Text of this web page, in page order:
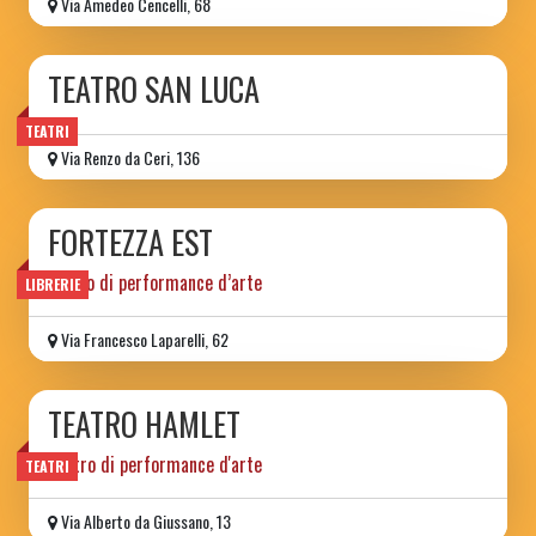
TEATRI
TEATRO SAN LUCA
Via Renzo da Ceri, 136
LIBRERIE
FORTEZZA EST
teatro di performance d’arte
Via Francesco Laparelli, 62
TEATRI
TEATRO HAMLET
Teatro di performance d'arte
Via Alberto da Giussano, 13